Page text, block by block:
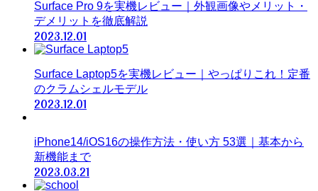
Surface Pro 9を実機レビュー｜外観画像やメリット・
デメリットを徹底解説
2023.12.01
Surface Laptop5を実機レビュー｜やっぱりこれ！定番
のクラムシェルモデル
2023.12.01
iPhone14/iOS16の操作方法・使い方 53選｜基本から
新機能まで
2023.03.21